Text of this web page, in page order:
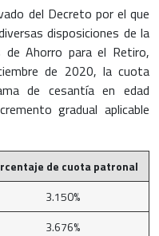
del Decreto por el que
disposiciones de la
Ahorro para el Retiro,
de 2020, la cuota
de cesantía en edad
gradual aplicable
de cuota patronal
3.150%
3.676%